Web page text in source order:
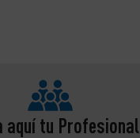
aquí tu Profesional